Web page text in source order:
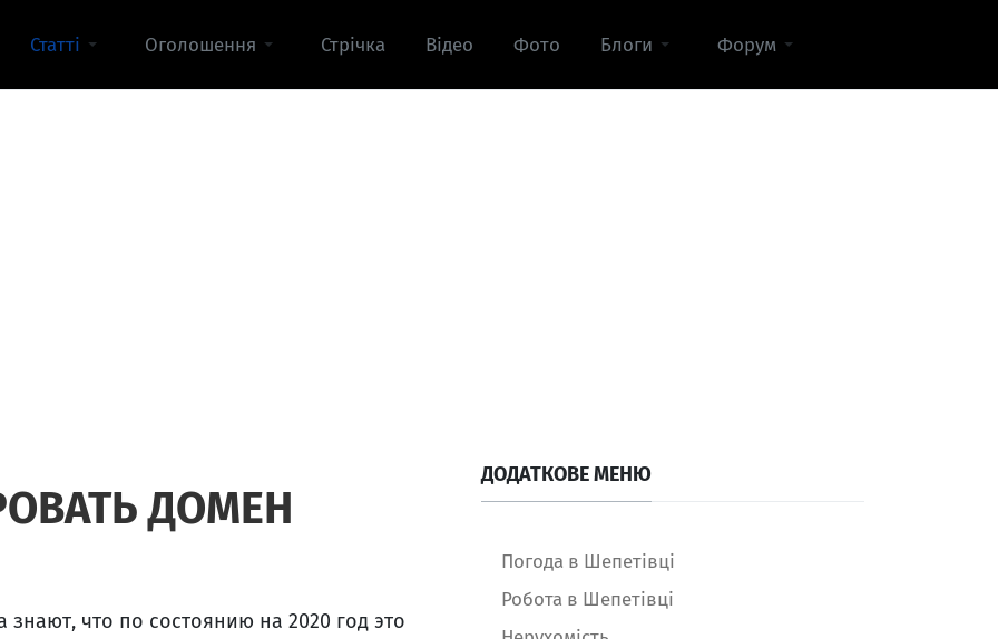
Статті Оголошення Стрічка Відео Фото Блоги Форум
ДОМЕН
что по состоянию на 2020 год это
ДОДАТКОВЕ МЕНЮ
Погода в Шепетівці
Робота в Шепетівці